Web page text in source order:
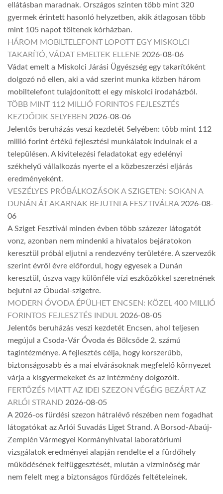
ellátásban maradnak. Országos szinten több mint 320
gyermek érintett hasonló helyzetben, akik átlagosan több
mint 105 napot töltenek kórházban.
HÁROM MOBILTELEFONT LOPOTT EGY MISKOLCI
TAKARÍTÓ, VÁDAT EMELTEK ELLENE 2026-08-06
Vádat emelt a Miskolci Járási Ügyészség egy takarítóként
dolgozó nő ellen, aki a vád szerint munka közben három
mobiltelefont tulajdonított el egy miskolci irodaházból.
TÖBB MINT 112 MILLIÓ FORINTOS FEJLESZTÉS
KEZDŐDIK SELYEBEN 2026-08-06
Jelentős beruházás veszi kezdetét Selyében: több mint 112
millió forint értékű fejlesztési munkálatok indulnak el a
településen. A kivitelezési feladatokat egy edelényi
székhelyű vállalkozás nyerte el a közbeszerzési eljárás
eredményeként.
VESZÉLYES PRÓBÁLKOZÁSOK A SZIGETEN: SOKAN A
DUNÁN ÁT AKARNAK BEJUTNI A FESZTIVÁLRA 2026-08-
06
A Sziget Fesztivál minden évben több százezer látogatót
vonz, azonban nem mindenki a hivatalos bejáratokon
keresztül próbál eljutni a rendezvény területére. A szervezők
szerint évről évre előfordul, hogy egyesek a Dunán
keresztül, úszva vagy különféle vízi eszközökkel szeretnének
bejutni az Óbudai-szigetre.
MODERN ÓVODA ÉPÜLHET ENCSEN: KÖZEL 400 MILLIÓ
FORINTOS FEJLESZTÉS INDUL 2026-08-05
Jelentős beruházás veszi kezdetét Encsen, ahol teljesen
megújul a Csoda-Vár Óvoda és Bölcsőde 2. számú
tagintézménye. A fejlesztés célja, hogy korszerűbb,
biztonságosabb és a mai elvárásoknak megfelelő környezet
várja a kisgyermekeket és az intézmény dolgozóit.
FERTŐZÉS MIATT AZ IDEI SZEZON VÉGÉIG BEZÁRT AZ
ARLÓI STRAND 2026-08-05
A 2026-os fürdési szezon hátralévő részében nem fogadhat
látogatókat az Arlói Suvadás Liget Strand. A Borsod-Abaúj-
Zemplén Vármegyei Kormányhivatal laboratóriumi
vizsgálatok eredményei alapján rendelte el a fürdőhely
működésének felfüggesztését, miután a vízminőség már
nem felelt meg a biztonságos fürdőzés feltételeinek.